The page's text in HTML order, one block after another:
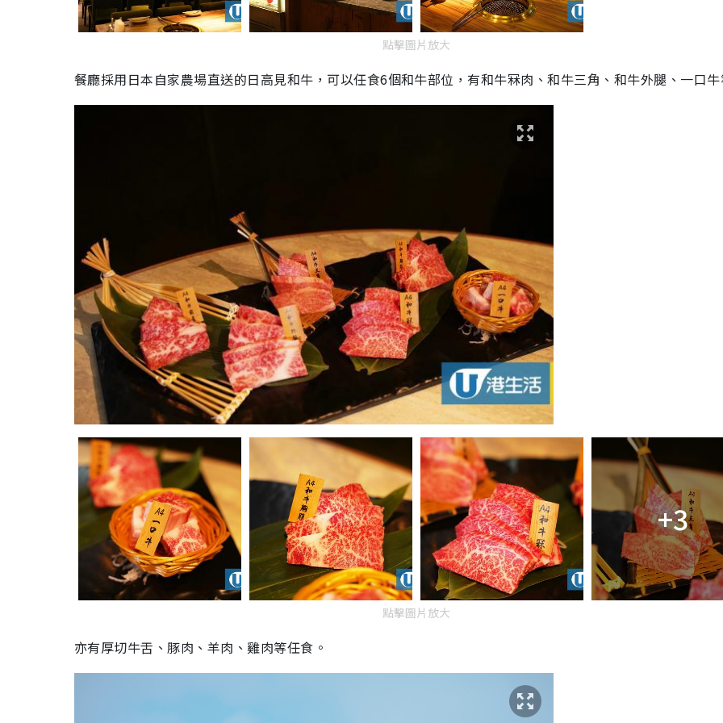
點擊圖片放大
餐廳採用日本自家農場直送的日高見和牛，可以任食6個和牛部位，有和牛冧肉、和牛三角、和牛外腿、一口
+3
點擊圖片放大
亦有厚切牛舌、豚肉、羊肉、雞肉等任食。